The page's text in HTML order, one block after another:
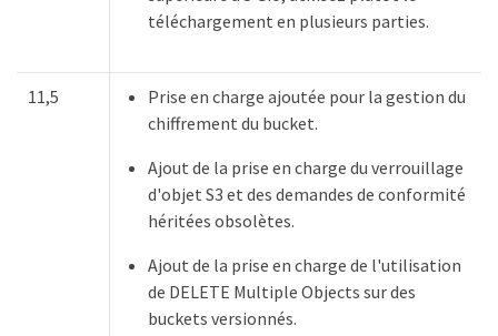
téléchargement en plusieurs parties.
11,5
Prise en charge ajoutée pour la gestion du
chiffrement du bucket.
Ajout de la prise en charge du verrouillage
d'objet S3 et des demandes de conformité
héritées obsolètes.
Ajout de la prise en charge de l'utilisation
de DELETE Multiple Objects sur des
buckets versionnés.